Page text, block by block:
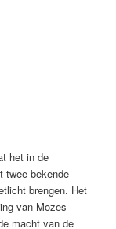
het in de
twee bekende
brengen. Het
van Mozes
macht van de